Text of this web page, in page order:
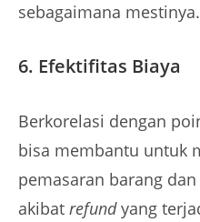
sebagaimana mestinya.
6. Efektifitas Biaya
Berkorelasi dengan
bisa membantu untuk
pemasaran barang
akibat refundyang